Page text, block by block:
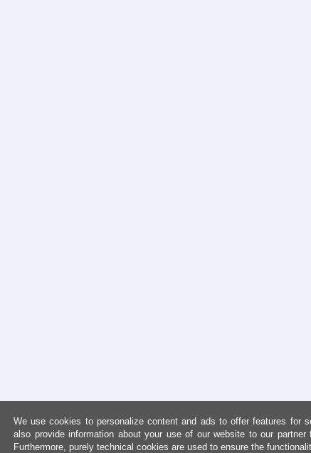
We use cookies to personalize content and ads to offer features for
also provide information about your use of our website to our
Furthermore, purely technical cookies are used to ensure the